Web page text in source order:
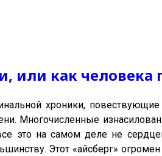
или как человека
хроники,
Многочисленные
это на самом деле не
Этот «айсберг»